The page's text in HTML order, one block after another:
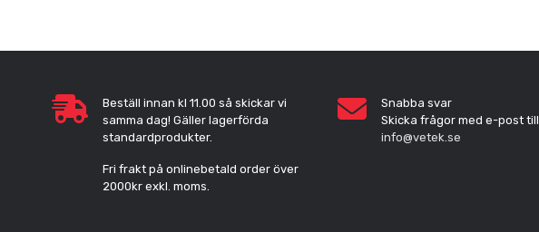
Beställ innan kl 11.00 så skickar vi
samma dag! Gäller lagerförda
standardprodukter.
Fri frakt på onlinebetald order över
2000kr exkl. moms.
Snabba svar
Skicka frågor med e-post till
info@vetek.se